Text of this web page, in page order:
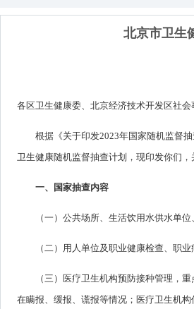
北京市卫生
各区卫生健康委、北京经济技术开发区社
根据《关于印发2023年国家随机监督
卫生健康随机监督抽查计划，现印发你们，
一、国家抽查内容
（一）公共场所、生活饮用水供水单
（二）用人单位及职业健康检查、职
（三）医疗卫生机构预防接种管理，
在瞒报、缓报、谎报等情况；医疗卫生机